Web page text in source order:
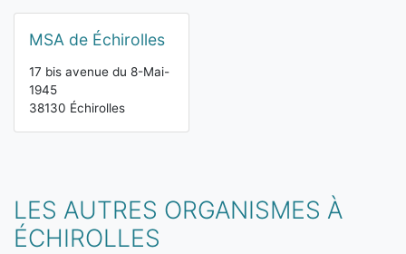
MSA de Échirolles
17 bis avenue du 8-Mai-
1945
38130 Échirolles
LES AUTRES ORGANISMES À
ÉCHIROLLES